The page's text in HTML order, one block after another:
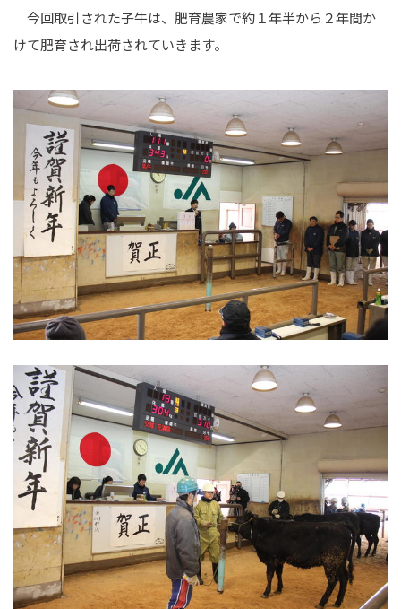
今回取引された子牛は、肥育農家で約１年半から２年間か
けて肥育され出荷されていきます。